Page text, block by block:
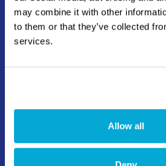
may combine it with other
to them or that they’ve collected
services.
Allow all
Mercuriusweg 8 3113 AR